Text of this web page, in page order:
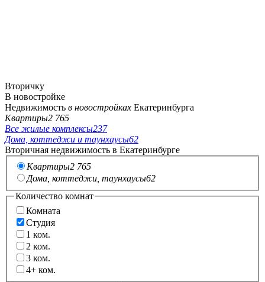
Вторичку
В новостройке
Недвижимость в новостройках Екатеринбурга
Квартиры2 765
Все жилые комплексы237
Дома, коттеджи и таунхаусы62
Вторичная недвижимость в Екатеринбурге
Квартиры2 765
Дома, коттеджи, таунхаусы62
Количество комнат
Комната
Студия
1 ком.
2 ком.
3 ком.
4+ ком.